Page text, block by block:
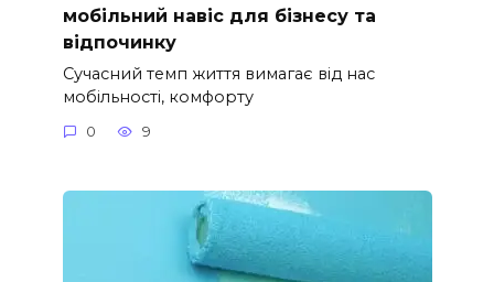
мобільний навіс для бізнесу та
відпочинку
Сучасний темп життя вимагає від нас
мобільності, комфорту
0 9